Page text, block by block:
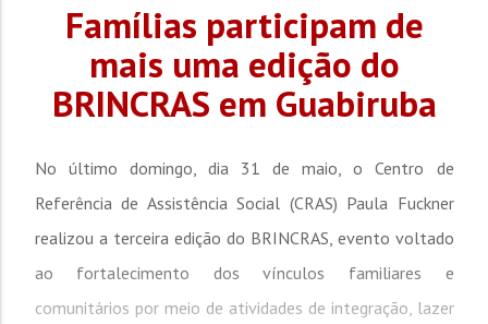
Famílias participam de
mais uma edição do
BRINCRAS em Guabiruba
No último domingo, dia 31 de maio, o Centro de
Referência de Assistência Social (CRAS) Paula Fuckner
realizou a terceira edição do BRINCRAS, evento voltado
ao fortalecimento dos vínculos familiares e
comunitários por meio de atividades de integração, lazer